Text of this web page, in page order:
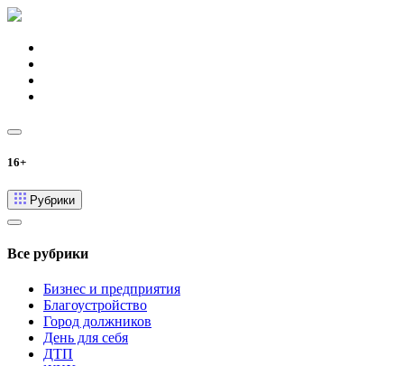
16+
Рубрики
Все рубрики
Бизнес и предприятия
Благоустройство
Город должников
День для себя
ДТП